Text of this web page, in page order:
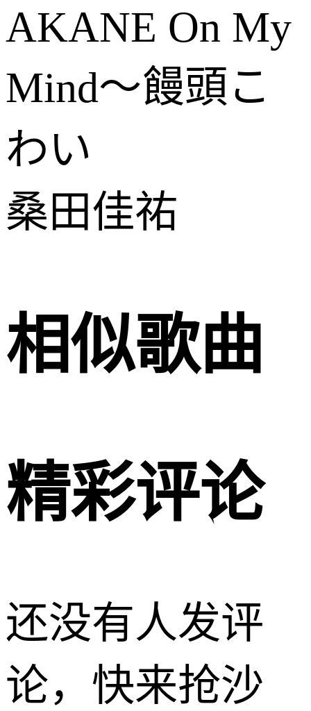
AKANE On My
Mind～饅頭こ
わい
桑田佳祐
相似歌曲
精彩评论
还没有人发评
论，快来抢沙